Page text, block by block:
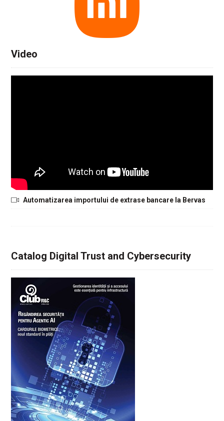
Video
Automatizarea importului de extrase bancare la Bervas
Catalog Digital Trust and Cybersecurity